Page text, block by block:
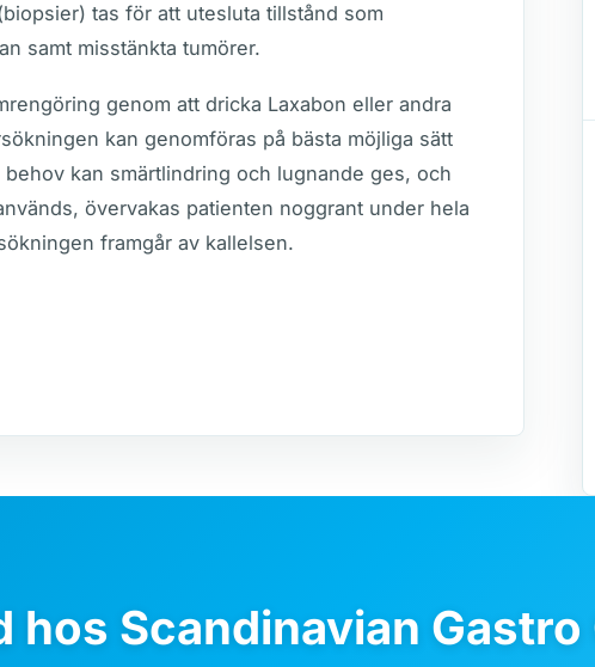
tas för att utesluta tillstånd som
samt misstänkta tumörer.
genom att dricka Laxabon eller andra
kan genomföras på bästa möjliga sätt
kan smärtlindring och lugnande ges, och
övervakas patienten noggrant under hela
framgår av kallelsen.
hos Scandinavian Gastro